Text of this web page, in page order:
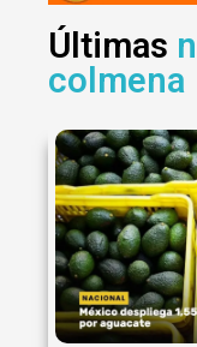
Últimas
colmena